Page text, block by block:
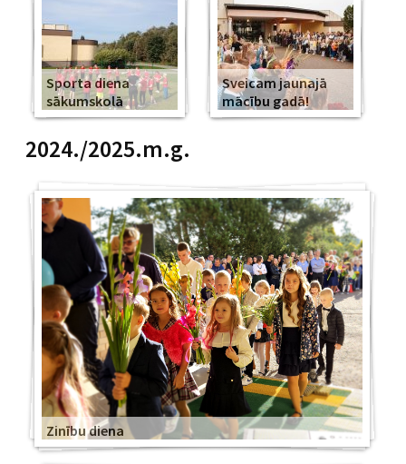
Sporta diena
sākumskolā
Sveicam jaunajā
mācību gadā!
2024./2025.m.g.
Zinību diena